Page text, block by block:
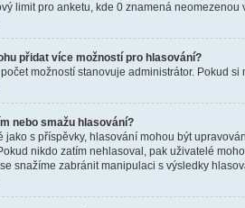
limit pro anketu, kde 0 znamená
přidat více možností pro hlasování?
možností stanovuje administrátor. Pokud
nebo smažu hlasování?
jako s příspěvky, hlasování mohou být
nikdo zatím nehlasoval, pak uživatelé
snažíme zabránit manipulaci s výsledky